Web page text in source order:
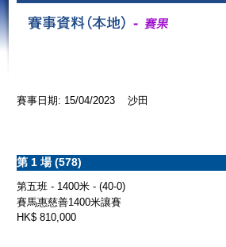
賽事日期: 15/04/2023 沙田
第 1 場 (578)
第五班 - 1400米 - (40-0)
賽馬惠慈善1400米讓賽
HK$ 810,000